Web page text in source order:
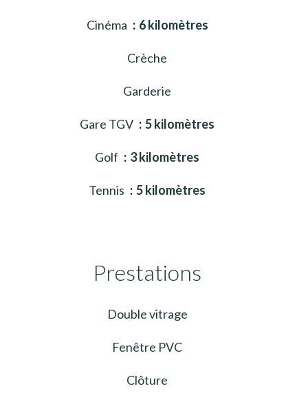
Cinéma 6 kilomètres
Crèche
Garderie
Gare TGV 5 kilomètres
Golf 3 kilomètres
Tennis 5 kilomètres
Prestations
Double vitrage
Fenêtre PVC
Clôture